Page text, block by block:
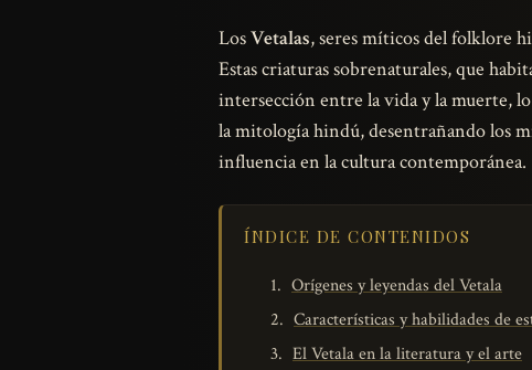
LosVetalas, seres míticos del folklore
Estas criaturas sobrenaturales, que
intersección entre la vida y la muerte,
la mitología hindú, desentrañando los
influencia en la cultura contemporánea.
ÍNDICE DE CONTENIDOS
Orígenes y leyendas del Vetala
Características y habilidades de
El Vetala en la literatura y el arte